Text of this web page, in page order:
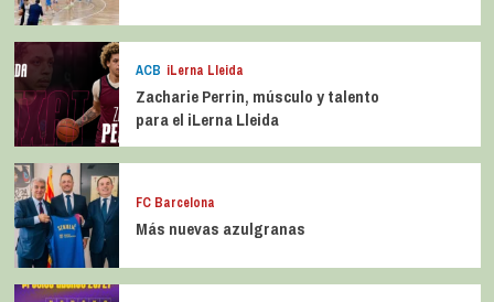
ACB iLerna Lleida
Zacharie Perrin, músculo y talento
para el iLerna Lleida
FC Barcelona
Más nuevas azulgranas